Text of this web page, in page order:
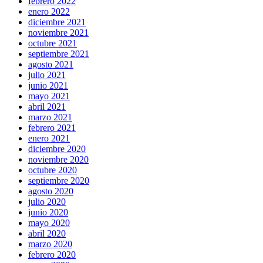
enero 2022
diciembre 2021
noviembre 2021
octubre 2021
septiembre 2021
agosto 2021
julio 2021
junio 2021
mayo 2021
abril 2021
marzo 2021
febrero 2021
enero 2021
diciembre 2020
noviembre 2020
octubre 2020
septiembre 2020
agosto 2020
julio 2020
junio 2020
mayo 2020
abril 2020
marzo 2020
febrero 2020